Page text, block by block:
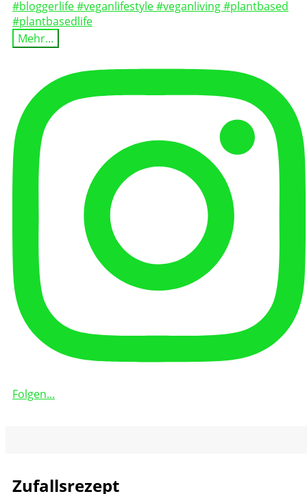
Mehr...
Folgen...
Zufallsrezept